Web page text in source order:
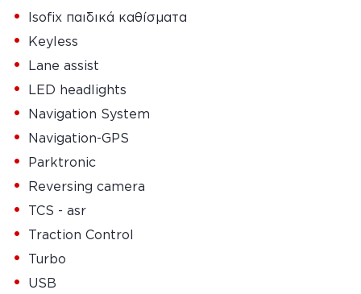
• Isofix παιδικά καθίσματα
• Keyless
• Lane assist
• LED headlights
• Navigation System
• Navigation-GPS
• Parktronic
• Reversing camera
• TCS - asr
• Traction Control
• Turbo
• USB